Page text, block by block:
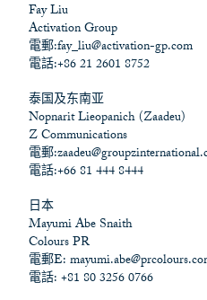
Fay Liu
Activation Group
電郵:fay_liu@activation-gp.com
電話:+86 21 2601 8752
泰国及东南亚
Nopnarit Lieopanich (Zaadeu)
Z Communications
電郵:
電話:+66 81 444 8444
日本
Mayumi Abe Snaith
Colours PR
電郵E:
電話: +81 80 3256 0766